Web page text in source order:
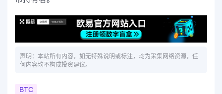
声明：本站所有内容，如无特殊说明或标注，均为采集网络资源，任
何内容均不构成投资建议。
BTC